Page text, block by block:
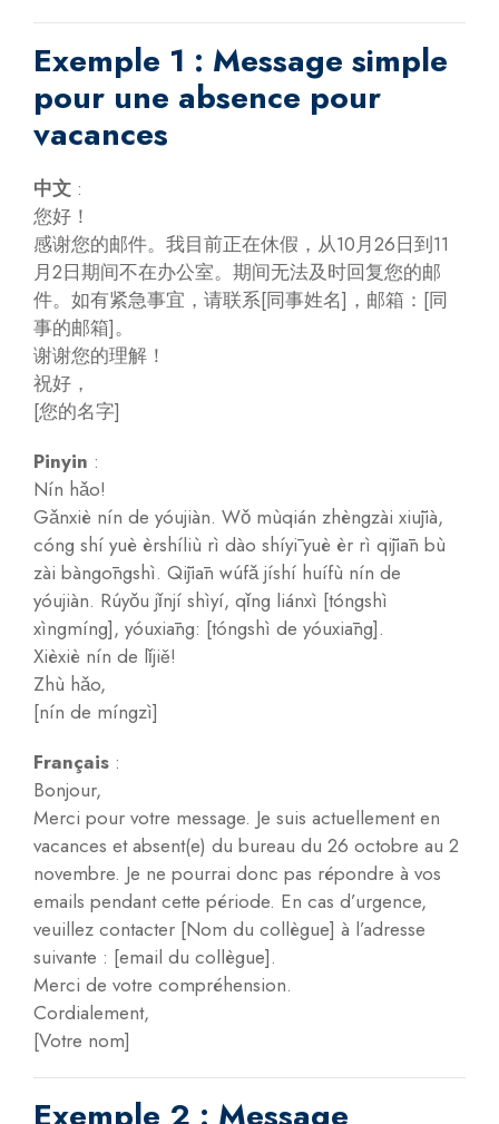
Exemple 1 : Message simple
pour une absence pour
vacances
中文 :
您好！
感谢您的邮件。我目前正在休假，从10月26日到11
月2日期间不在办公室。期间无法及时回复您的邮
件。如有紧急事宜，请联系[同事姓名]，邮箱：[同
事的邮箱]。
谢谢您的理解！
祝好，
[您的名字]
Pinyin :
Nín hǎo!
Gǎnxiè nín de yóujiàn. Wǒ mùqián zhèngzài xiūjià,
cóng shí yuè èrshíliù rì dào shíyī yuè èr rì qījiān bù
zài bàngōngshì. Qījiān wúfǎ jíshí huífù nín de
yóujiàn. Rúyǒu jǐnjí shìyí, qǐng liánxì [tóngshì
xìngmíng], yóuxiāng: [tóngshì de yóuxiāng].
Xièxiè nín de lǐjiě!
Zhù hǎo,
[nín de míngzì]
Français :
Bonjour,
Merci pour votre message. Je suis actuellement en
vacances et absent(e) du bureau du 26 octobre au 2
novembre. Je ne pourrai donc pas répondre à vos
emails pendant cette période. En cas d’urgence,
veuillez contacter [Nom du collègue] à l’adresse
suivante : [email du collègue].
Merci de votre compréhension.
Cordialement,
[Votre nom]